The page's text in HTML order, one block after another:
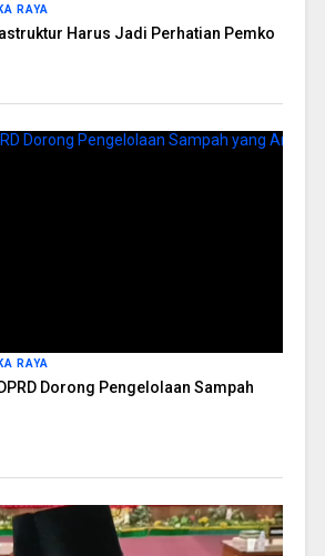
RAYA
Harus Jadi Perhatian Pemko
RAYA
Dorong Pengelolaan Sampah